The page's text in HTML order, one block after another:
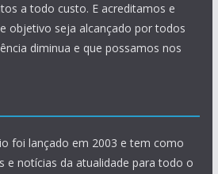
a todo custo. E acreditamos e
objetivo seja alcançado por todos
diminua e que possamos nos
foi lançado em 2003 e tem como
e notícias da atualidade para todo o